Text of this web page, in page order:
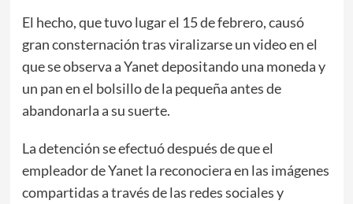
El hecho, que tuvo lugar el 15 de febrero, causó
gran consternación tras viralizarse un video en el
que se observa a Yanet depositando una moneda y
un pan en el bolsillo de la pequeña antes de
abandonarla a su suerte.
La detención se efectuó después de que el
empleador de Yanet la reconociera en las imágenes
compartidas a través de las redes sociales y